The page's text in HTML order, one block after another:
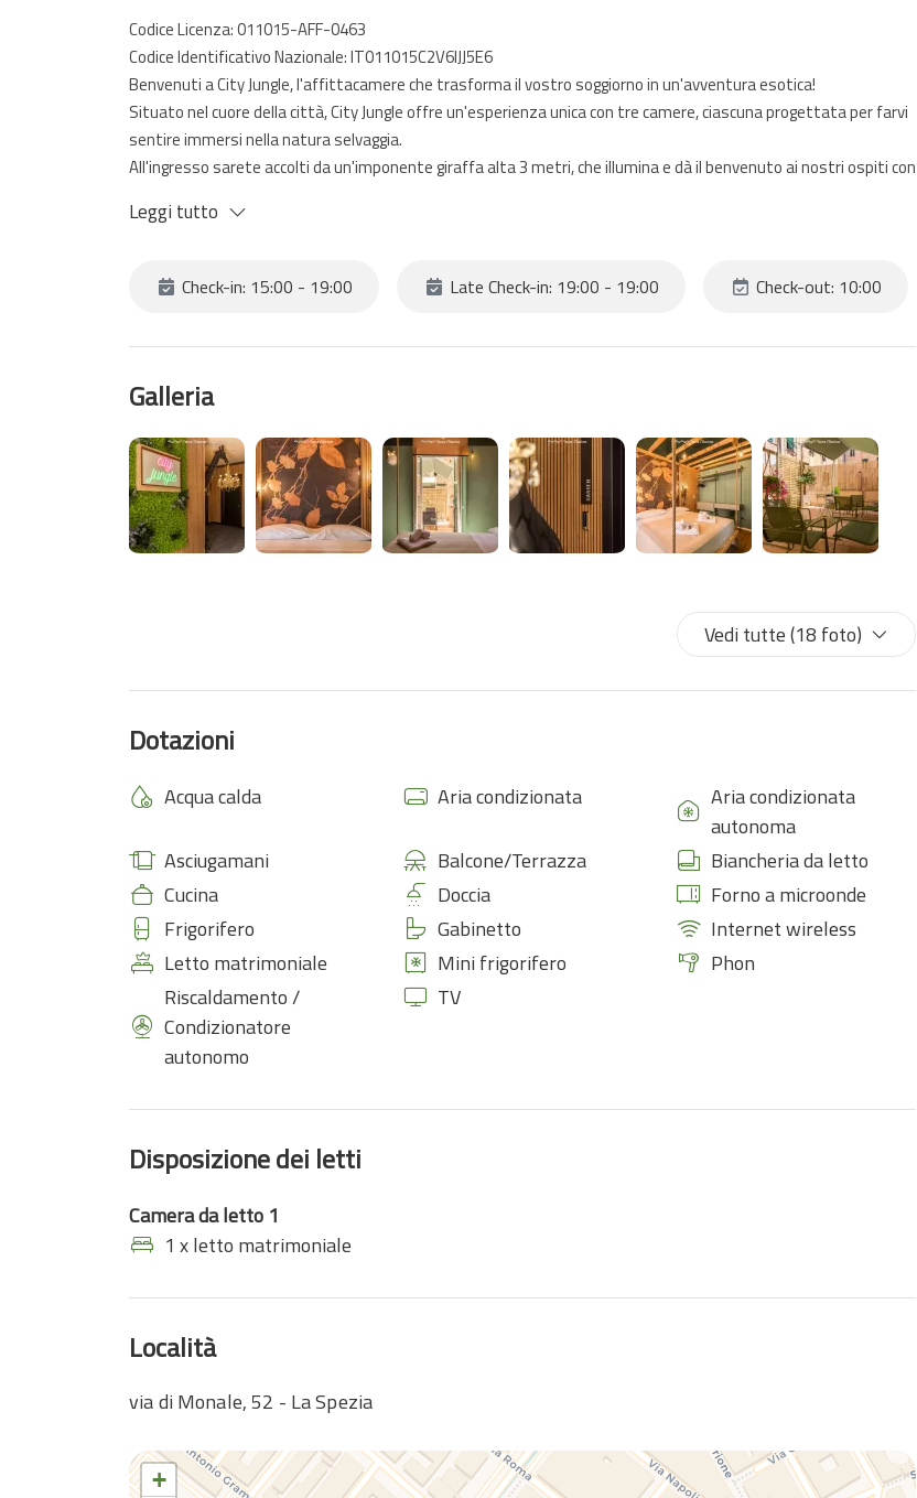
Codice Licenza: 011015-AFF-0463
Codice Identificativo Nazionale: IT011015C2V6IJJ5E6
Benvenuti a City Jungle, l'affittacamere che trasforma il vostro soggiorno in un'avventura esotica!
Situato nel cuore della città, City Jungle offre un'esperienza unica con tre camere, ciascuna progettata per farvi
sentire immersi nella natura selvaggia.
All'ingresso sarete accolti da un'imponente giraffa alta 3 metri, che illumina e dà il benvenuto ai nostri ospiti con
Le nostre camere, Stone, Toucan e Garden, ciascuna con bagno privato in camera, sono arredate con cura per
Inoltre a disposizione di tutti gli ospiti, in condivisione, un angolo cottura ed una terrazza con decorazioni che
indimenticabile. Prenotate ora e lasciatevi avvolgere dalla magia della natura, senza rinunciare ai comfort della
vita moderna.
Vi aspettiamo per offrirvi un soggiorno unico e affascinante!
Leggi tutto
Check-in: 15:00 - 19:00 Late Check-in: 19:00 - 19:00 Check-out: 10:00
Galleria
Vedi tutte (18 foto)
Dotazioni
Acqua calda Aria condizionata
Aria condizionata
autonoma
Asciugamani
Balcone/Terrazza
Biancheria da letto
Cucina
Doccia
Forno a microonde
Frigorifero
Gabinetto
Internet wireless
Letto matrimoniale
Mini frigorifero
Phon
Riscaldamento /
Condizionatore
autonomo
TV
Disposizione dei letti
Camera da letto 1
1 x letto matrimoniale
Località
via di Monale, 52 - La Spezia
+